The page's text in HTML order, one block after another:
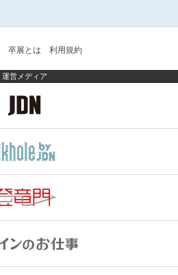
卒展とは 利用規約
運営メディア